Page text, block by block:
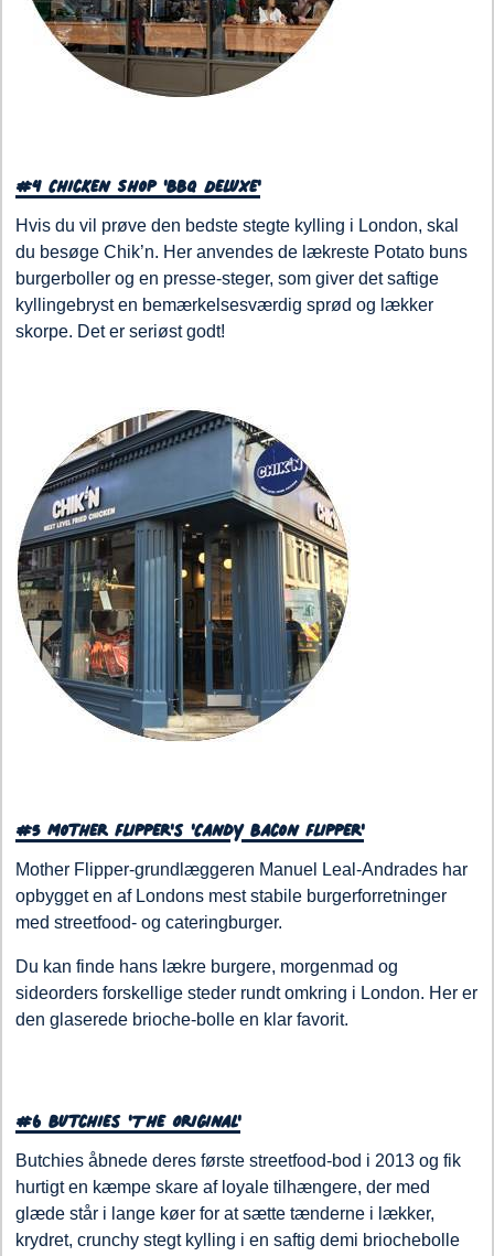
#4 Chicken Shop 'BBQ Deluxe'
Hvis du vil prøve den bedste stegte kylling i London, skal
du besøge Chik’n. Her anvendes de lækreste Potato buns
burgerboller og en presse-steger, som giver det saftige
kyllingebryst en bemærkelsesværdig sprød og lækker
skorpe. Det er seriøst godt!
#5 Mother Flipper's 'Candy Bacon Flipper'
Mother Flipper-grundlæggeren Manuel Leal-Andrades har
opbygget en af Londons mest stabile burgerforretninger
med streetfood- og cateringburger.
Du kan finde hans lækre burgere, morgenmad og
sideorders forskellige steder rundt omkring i London. Her er
den glaserede brioche-bolle en klar favorit.
#6 Butchies 'The Original'
Butchies åbnede deres første streetfood-bod i 2013 og fik
hurtigt en kæmpe skare af loyale tilhængere, der med
glæde står i lange køer for at sætte tænderne i lækker,
krydret, crunchy stegt kylling i en saftig demi briochebolle